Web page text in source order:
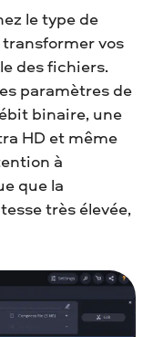
le type de
vos
des fichiers.
paramètres de
binaire, une
HD et même
à
que la
très élevée,